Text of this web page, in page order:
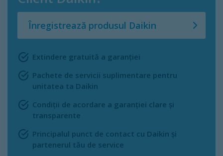
Înregistrează produsul Daikin
Extindere gratuită a garanției
Pachete de servicii suplimentare pentru
unitatea ta Daikin
Condiții de acordare a garanției clare și
transparente
Principalul punct de contact cu Daikin și
partenerul tău de service